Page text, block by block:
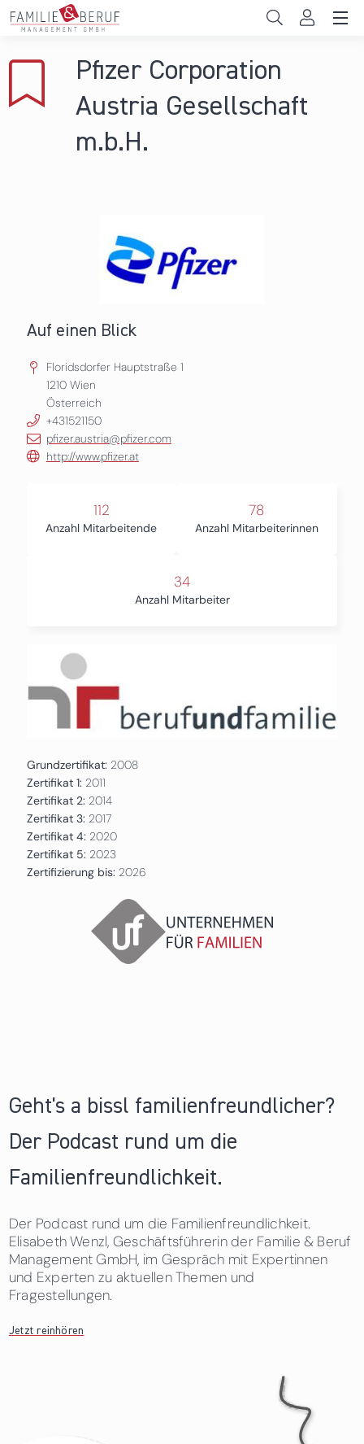
Direkt zum Inhalt
Gemeinden
Pfizer Corporation
Austria Gesellschaft
m.b.H.
Auf einen Blick
Floridsdorfer Hauptstraße 1
1210 Wien
Österreich
+431521150
pfizer.austria@pfizer.com
http://www.pfizer.at
112
Anzahl Mitarbeitende
78
Anzahl Mitarbeiterinnen
34
Anzahl Mitarbeiter
Grundzertifikat: 2008
Zertifikat 1: 2011
Zertifikat 2: 2014
Zertifikat 3: 2017
Zertifikat 4: 2020
Zertifikat 5: 2023
Zertifizierung bis: 2026
Geht's a bissl familienfreundlicher?
Der Podcast rund um die
Familienfreundlichkeit.
Der Podcast rund um die Familienfreundlichkeit.
Elisabeth Wenzl, Geschäftsführerin der Familie & Beruf
Management GmbH, im Gespräch mit Expertinnen
und Experten zu aktuellen Themen und
Fragestellungen.
Jetzt reinhören